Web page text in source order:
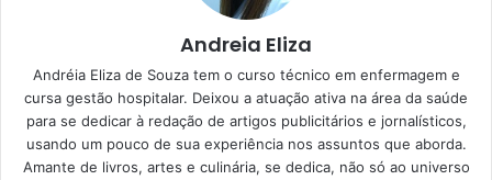
certa para um almoço ou jantar
prático e cheio de sabor
15/06/2023
Andreia Eliza
Andréia Eliza de Souza tem o curso técnico em enfermagem e
cursa gestão hospitalar. Deixou a atuação ativa na área da saúde
para se dedicar à redação de artigos publicitários e jornalísticos,
usando um pouco de sua experiência nos assuntos que aborda.
Amante de livros, artes e culinária, se dedica, não só ao universo